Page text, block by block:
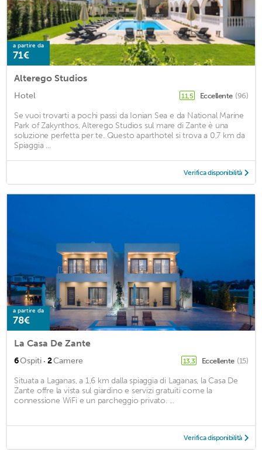
a partire da
71€
Alterego Studios
Hotel 11,5 Eccellente (96)
Se vuoi trovarti a pochi passi da Ionian Sea e da National Marine
Park of Zakynthos, Alterego Studios sul mare di Zante è una
soluzione perfetta per te. Questo aparthotel si trova a 0,7 km da
Spiaggia ...
Verifica disponibilità
a partire da
78€
La Casa De Zante
6Ospiti · 2Camere 13,3 Eccellente (15)
Situata a Laganas, a 1,6 km dalla spiaggia di Laganas, la Casa De
Zante offre la vista sul giardino e servizi gratuiti come la
connessione WiFi e un parcheggio privato. ...
Verifica disponibilità